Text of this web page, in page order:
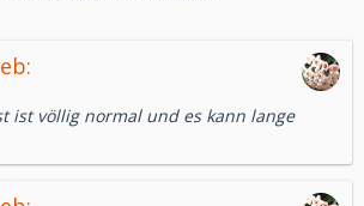
ist völlig normal und es kann lange